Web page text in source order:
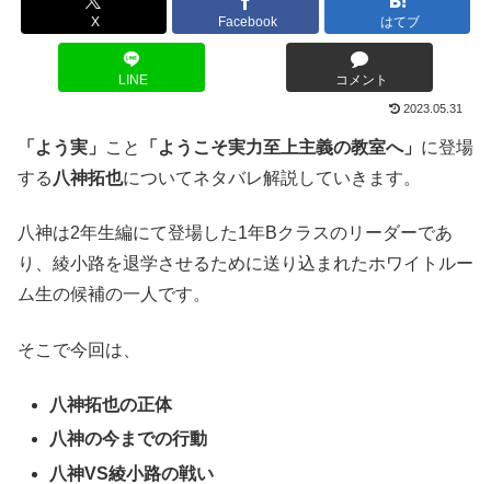
X Facebook はてブ
LINE コメント
2023.05.31
「よう実」 こと 「ようこそ実力至上主義の教室へ」 に登場
する 八神拓也についてネタバレ解説していきます。
八神は2年生編にて登場した1年Bクラスのリーダーであ
り、綾小路を退学させるために送り込まれたホワイトルー
ム生の候補の一人です。
そこで今回は、
八神拓也の正体
八神の今までの行動
八神VS綾小路の戦い